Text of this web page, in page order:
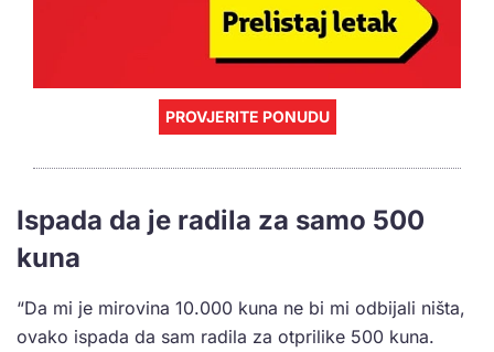
PROVJERITE PONUDU
Ispada da je radila za samo 500
kuna
“Da mi je mirovina 10.000 kuna ne bi mi odbijali ništa,
ovako ispada da sam radila za otprilike 500 kuna.